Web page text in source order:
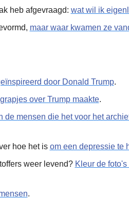
heb afgevraagd: wat wil ik
maar waar kwamen ze
door Donald Trump.
grapjes over Trump maakte.
de mensen die het voor het
hoe het is om een depressie te
weer levend? Kleur de
.